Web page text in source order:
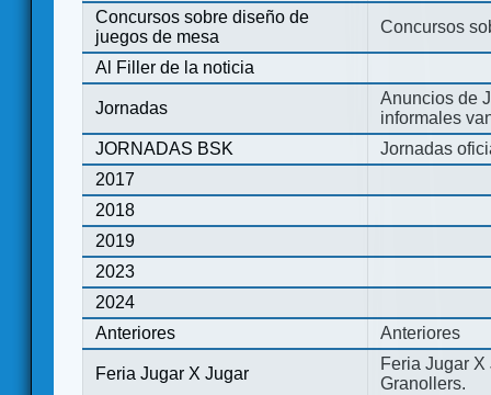
Concursos sobre diseño de
juegos de mesa
Concursos
Al Filler de la noticia
Jornadas
Anuncios de
informales
JORNADAS BSK
Jornadas
2017
2018
2019
2023
2024
Anteriores
Anteriores
Feria Jugar X Jugar
Feria Jugar
Granollers.